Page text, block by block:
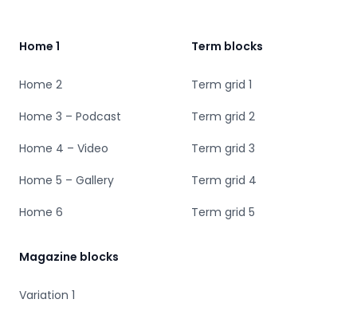
Home 1
Home 2
Home 3 – Podcast
Home 4 – Video
Home 5 – Gallery
Home 6
Term blocks
Term grid 1
Term grid 2
Term grid 3
Term grid 4
Term grid 5
Magazine blocks
Variation 1